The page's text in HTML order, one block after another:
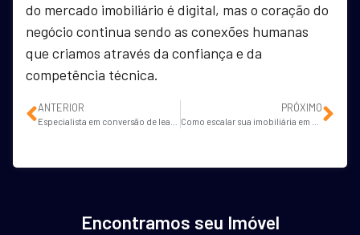
do mercado imobiliário é digital, mas o coração do
negócio continua sendo as conexões humanas
que criamos através da confiança e da
competência técnica.
ANTERIOR PRÓXIMO
Encontramos seu Imóvel